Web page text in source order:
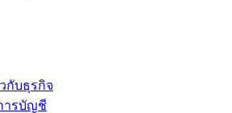
กับธุรกิจ
ารบัญชี